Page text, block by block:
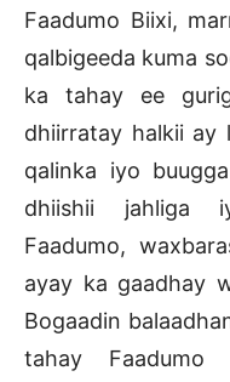
Faadumo Biixi,
qalbigeeda kuma
ka tahay ee
dhiirratay halkii ay
qalinka iyo
dhiishii jahliga
Faadumo,
ayay ka gaadhay
Bogaadin
tahay Faadumo